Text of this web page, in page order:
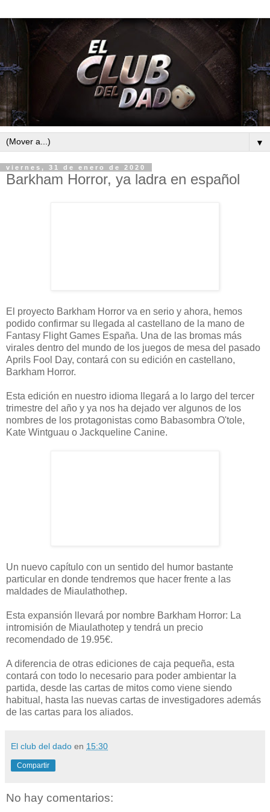
▼
viernes, 31 de enero de 2020
Barkham Horror, ya ladra en español
El proyecto Barkham Horror va en serio y ahora, hemos
podido confirmar su llegada al castellano de la mano de
Fantasy Flight Games España. Una de las bromas más
virales dentro del mundo de los juegos de mesa del pasado
Aprils Fool Day, contará con su edición en castellano,
Barkham Horror.
Esta edición en nuestro idioma llegará a lo largo del tercer
trimestre del año y ya nos ha dejado ver algunos de los
nombres de los protagonistas como Babasombra O'tole,
Kate Wintguau o Jackqueline Canine.
Un nuevo capítulo con un sentido del humor bastante
particular en donde tendremos que hacer frente a las
maldades de Miaulathothep.
Esta expansión llevará por nombre Barkham Horror: La
intromisión de Miaulathotep y tendrá un precio
recomendado de 19.95€.
A diferencia de otras ediciones de caja pequeña, esta
contará con todo lo necesario para poder ambientar la
partida, desde las cartas de mitos como viene siendo
habitual, hasta las nuevas cartas de investigadores además
de las cartas para los aliados.
El club del dado en 15:30
Compartir
No hay comentarios: